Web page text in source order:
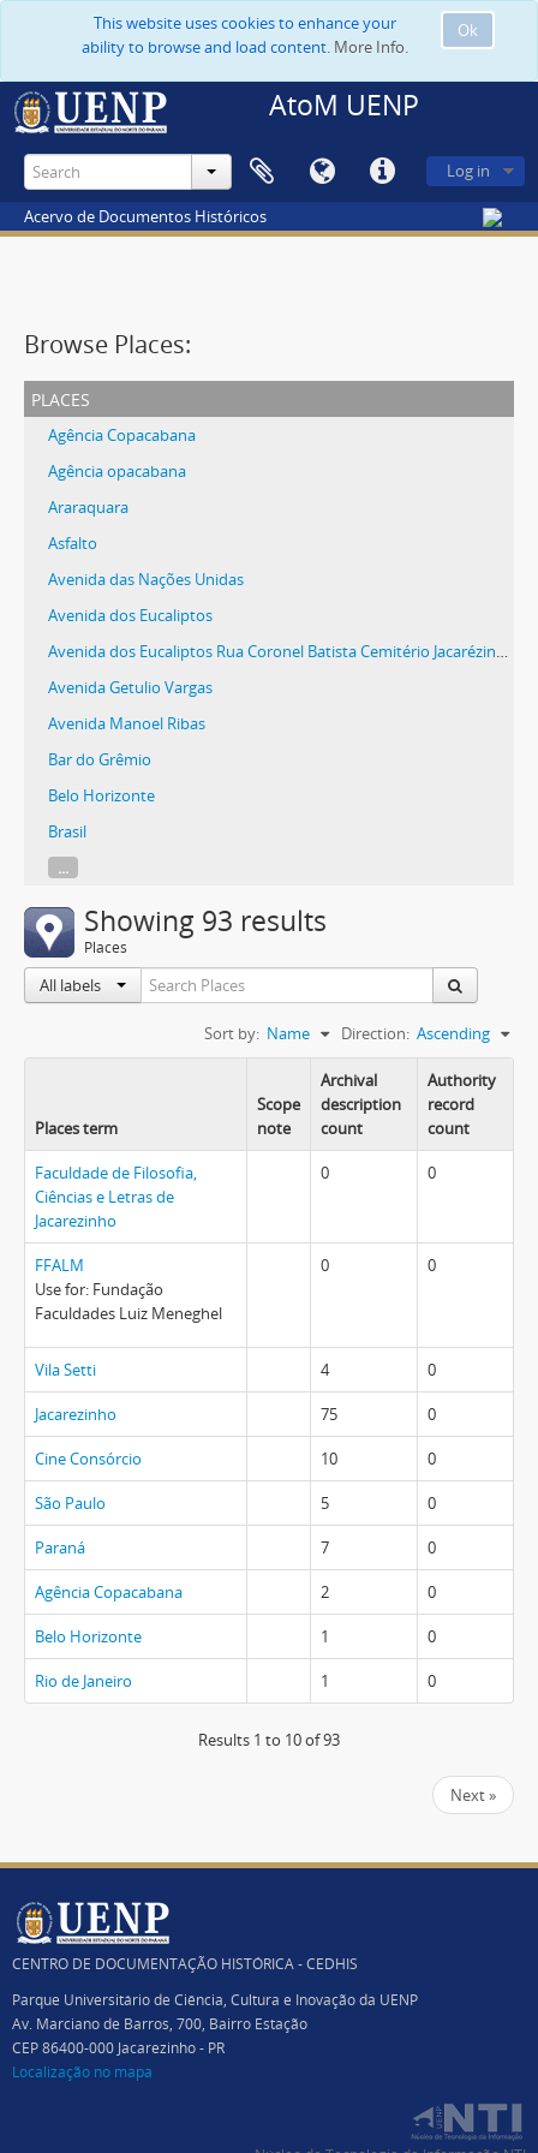
Ok
This website uses cookies to enhance your
ability to browse and load content. More Info.
AtoM UENP
Log in
Acervo de Documentos Históricos
Browse Places:
places
Agência Copacabana
Agência opacabana
Araraquara
Asfalto
Avenida das Nações Unidas
Avenida dos Eucaliptos
Avenida dos Eucaliptos Rua Coronel Batista Cemitério Jacarézinho
Avenida Getulio Vargas
Avenida Manoel Ribas
Bar do Grêmio
Belo Horizonte
Brasil
...
Showing 93 results
Places
All labels
Sort by: Name Direction: Ascending
Places term
Scope
note
Archival
description
count
Authority
record
count
Faculdade de Filosofia,
Ciências e Letras de
Jacarezinho
0 0
FFALM
Use for: Fundação
Faculdades Luiz Meneghel
0 0
Vila Setti 4 0
Jacarezinho 75 0
Cine Consórcio 10 0
São Paulo 5 0
Paraná 7 0
Agência Copacabana 2 0
Belo Horizonte 1 0
Rio de Janeiro 1 0
Results 1 to 10 of 93
Next »
CENTRO DE DOCUMENTAÇÃO HISTÓRICA - CEDHIS
Parque Universitário de Ciência, Cultura e Inovação da UENP
Av. Marciano de Barros, 700, Bairro Estação
CEP 86400-000 Jacarezinho - PR
Localização no mapa